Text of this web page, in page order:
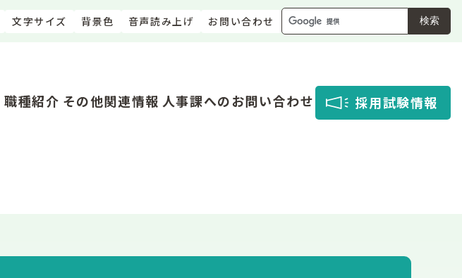
文字サイズ 背景色 音声読み上げ お問い合わせ 検索
職種紹介 その他関連情報 人事課へのお問い合わせ 採用試験情報